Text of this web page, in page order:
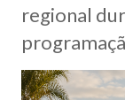
regional